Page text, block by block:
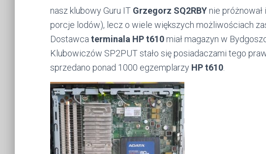
nasz klubowy Guru IT Grzegorz SQ2RBY nie próżnował
porcje lodów), lecz o wiele większych możliwościach
Dostawca terminala HP t610 miał magazyn w
Klubowiczów SP2PUT stało się posiadaczami tego
sprzedano ponad 1000 egzemplarzy HP t610